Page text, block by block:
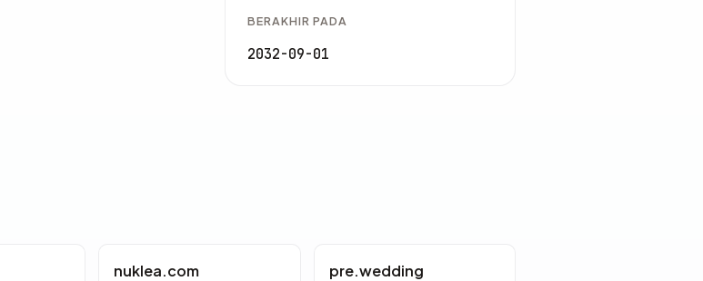
BERAKHIR PADA
2032-09-01
nuklea.com pre.wedding